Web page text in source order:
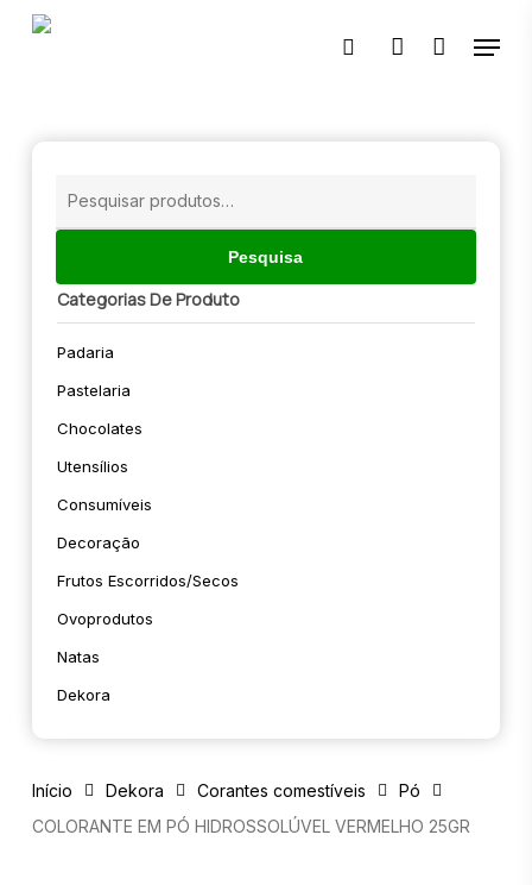
Skip
🔍
pesquisaraccount
Menu
Pesquisa
Categorias De Produto
Padaria
Pastelaria
Chocolates
Utensílios
Consumíveis
Decoração
Frutos Escorridos/secos
Ovoprodutos
Natas
Dekora
Início Dekora Corantes comestíveis
Pó
COLORANTE EM PÓ HIDROSSOLÚVEL VERMELHO 25GR